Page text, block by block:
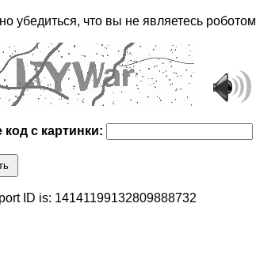
убедиться, что вы не являетесь роботом
код с картинки:
ID is: 14141199132809888732